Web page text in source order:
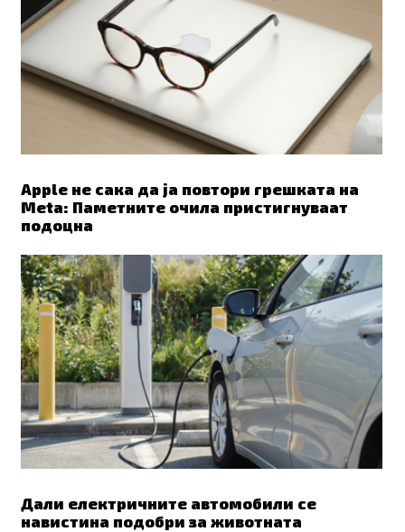
Apple не сака да ја повтори грешката на
Meta: Паметните очила пристигнуваат
подоцна
Дали електричните автомобили се
навистина подобри за животната